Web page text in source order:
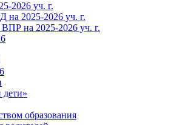
2026 уч. г.
на 2025-2026 уч. г.
на 2025-2026 уч. г.
образования